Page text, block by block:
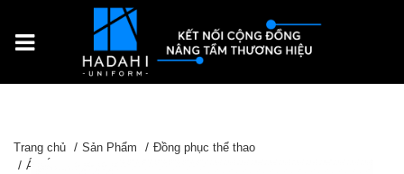
Trang chủ Sản Phẩm
Đồng phục thể thao
Áo Ứng cử viên tài năng